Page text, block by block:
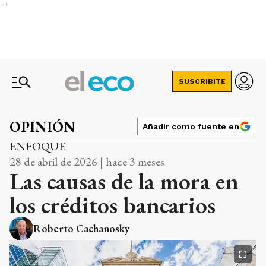
Ads
SUSCRIBITE
OPINIÓN Añadir como fuente en
ENFOQUE
28 de abril de 2026 | hace 3 meses
Las causas de la mora en
los créditos bancarios
Roberto Cachanosky